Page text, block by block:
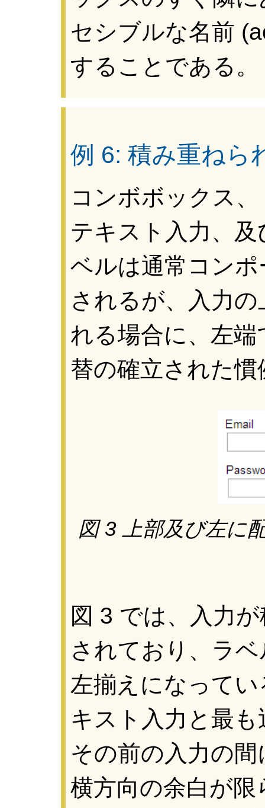
セシブルな名前
することである。
例 6: 積み重ねら
コンボボックス
テキスト入力、
ベルは通常コン
されるが、入力
れる場合に、左
替の確立された
図 3 上部及び左に
図 3 では、入力
されており、ラ
左揃えになって
キスト入力と最
その前の入力の
横方向の余白が